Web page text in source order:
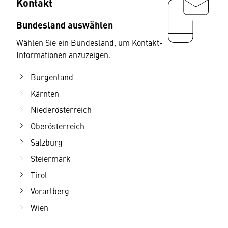
Bundesland auswählen
Wählen Sie ein Bundesland, um Kontakt-
Informationen anzuzeigen.
Burgenland
Kärnten
Niederösterreich
Oberösterreich
Salzburg
Steiermark
Tirol
Vorarlberg
Wien